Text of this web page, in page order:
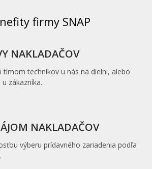
firmy SNAP
NAKLADAČOV
tímom technikov u nás na dielni, alebo
zákazníka.
NAKLADAČOV
výberu prídavného zariadenia podľa